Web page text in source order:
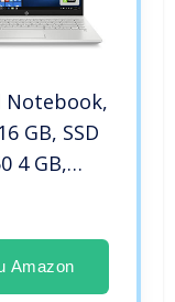
Notebook,
GB, SSD
4 GB,
FHD
Amazon